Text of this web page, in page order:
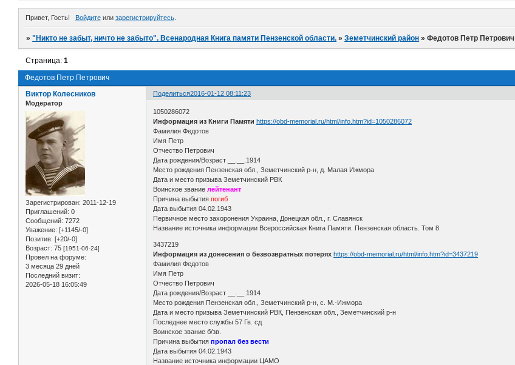
Привет, Гость! Войдитеили зарегистрируйтесь.
»"Никто не забыт, ничто не забыто". Всенародная Книга памяти Пензенской области. »Земетчинский район »Федотов Петр Петрович
Федотов Петр Петрович
Страница:1
Поделиться2016-01-12 08:11:23
Виктор Колесников
Модератор
Зарегистрирован: 2011-12-19
Приглашений: 0
Сообщений: 7272
Уважение: [+1145/-0]
Позитив: [+20/-0]
Возраст: 75 [1951-06-24]
Провел на форуме:
3 месяца 29 дней
Последний визит:
2026-05-18 16:05:49
1050286072
Информация из Книги Памяти https://obd-memorial.ru/html/info.htm?id=1050286072
Фамилия Федотов
Имя Петр
Отчество Петрович
Дата рождения/Возраст __.__.1914
Место рождения Пензенская обл., Земетчинский р-н, д. Малая Ижмора
Дата и место призыва Земетчинский РВК
Воинское званиелейтенант
Причина выбытияпогиб
Дата выбытия 04.02.1943
Первичное место захоронения Украина, Донецкая обл., г. Славянск
Название источника информации Всероссийская Книга Памяти. Пензенская область. Том 8
3437219
Информация из донесения о безвозвратных потерях https://obd-memorial.ru/html/info.htm?id=3437219
Фамилия Федотов
Имя Петр
Отчество Петрович
Дата рождения/Возраст __.__.1914
Место рождения Пензенская обл., Земетчинский р-н, с. М.-Ижмора
Дата и место призыва Земетчинский РВК, Пензенская обл., Земетчинский р-н
Последнее место службы 57 Гв. сд
Воинское звание б/зв.
Причина выбытияпропал без вести
Дата выбытия 04.02.1943
Название источника информации ЦАМО